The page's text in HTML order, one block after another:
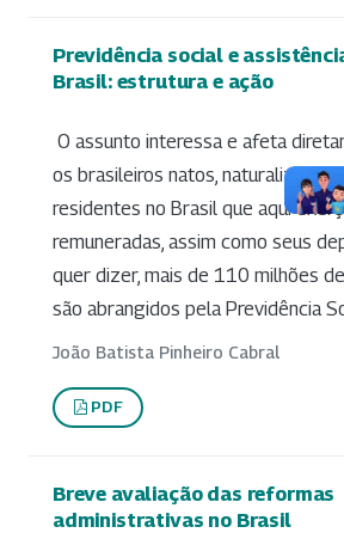
Previdência social e
Brasil: estrutura e ação
O assunto interessa e afeta
os brasileiros natos, naturalizados
residentes no Brasil que aqui
remuneradas, assim como seus
quer dizer, mais de 110 milhões
são abrangidos pela Previdência
João Batista Pinheiro Cabral
PDF
Breve avaliação das reformas
administrativas no Brasil